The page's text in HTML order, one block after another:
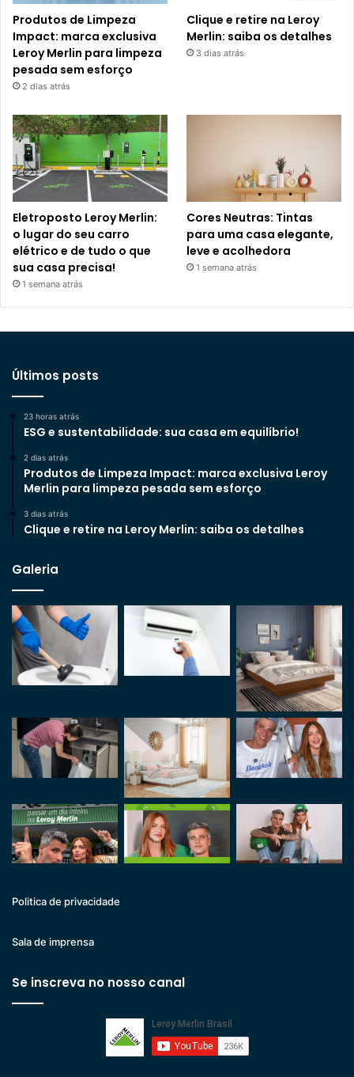
Produtos de Limpeza
Impact: marca exclusiva
Leroy Merlin para limpeza
pesada sem esforço
2 dias atrás
Clique e retire na Leroy
Merlin: saiba os detalhes
3 dias atrás
Eletroposto Leroy Merlin:
o lugar do seu carro
elétrico e de tudo o que
sua casa precisa!
1 semana atrás
Cores Neutras: Tintas
para uma casa elegante,
leve e acolhedora
1 semana atrás
Últimos posts
23 horas atrás
ESG e sustentabilidade: sua casa em equilíbrio!
2 dias atrás
Produtos de Limpeza Impact: marca exclusiva Leroy
Merlin para limpeza pesada sem esforço
3 dias atrás
Clique e retire na Leroy Merlin: saiba os detalhes
Galeria
Politica de privacidade
Sala de imprensa
Se inscreva no nosso canal